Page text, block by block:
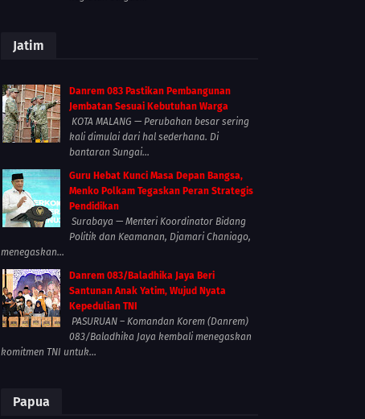
Jatim
Danrem 083 Pastikan Pembangunan
Jembatan Sesuai Kebutuhan Warga
KOTA MALANG — Perubahan besar sering
kali dimulai dari hal sederhana. Di
bantaran Sungai...
Guru Hebat Kunci Masa Depan Bangsa,
Menko Polkam Tegaskan Peran Strategis
Pendidikan
Surabaya — Menteri Koordinator Bidang
Politik dan Keamanan, Djamari Chaniago,
menegaskan...
Danrem 083/Baladhika Jaya Beri
Santunan Anak Yatim, Wujud Nyata
Kepedulian TNI
PASURUAN – Komandan Korem (Danrem)
083/Baladhika Jaya kembali menegaskan
komitmen TNI untuk...
Papua